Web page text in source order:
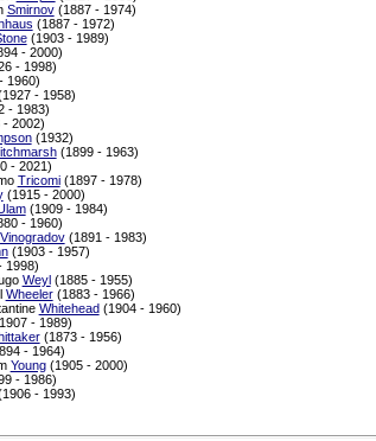
Smirnov(1887 - 1974)
(1887 - 1972)
(1903 - 1989)
- 2000)
- 1998)
1960)
- 1958)
- 1983)
2002)
(1932)
(1899 - 1963)
- 2021)
Tricomi(1897 - 1978)
(1915 - 2000)
(1909 - 1984)
- 1960)
Vinogradov(1891 - 1983)
(1903 - 1957)
1998)
Weyl(1885 - 1955)
Wheeler(1883 - 1966)
Whitehead(1904 - 1960)
- 1989)
(1873 - 1956)
- 1964)
Young(1905 - 2000)
- 1986)
- 1993)